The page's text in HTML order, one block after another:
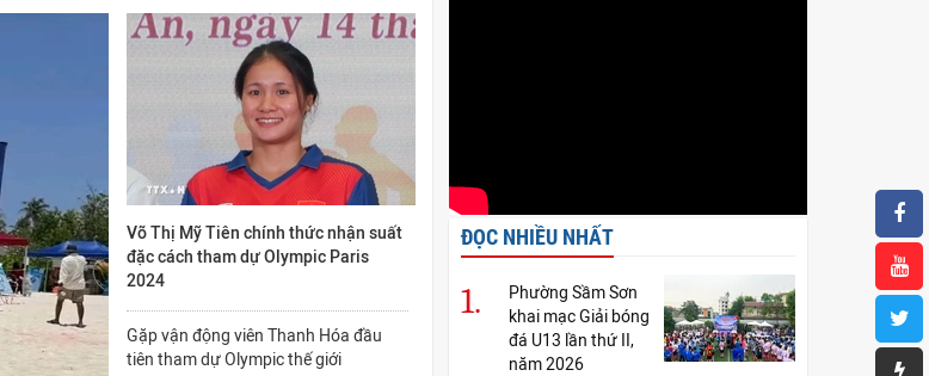
Võ Thị Mỹ Tiên chính thức nhận suất
đặc cách tham dự Olympic Paris
2024
Gặp vận động viên Thanh Hóa đầu
tiên tham dự Olympic thế giới
ĐỌC NHIỀU NHẤT
1.
Phường Sầm Sơn
khai mạc Giải bóng
đá U13 lần thứ II,
năm 2026